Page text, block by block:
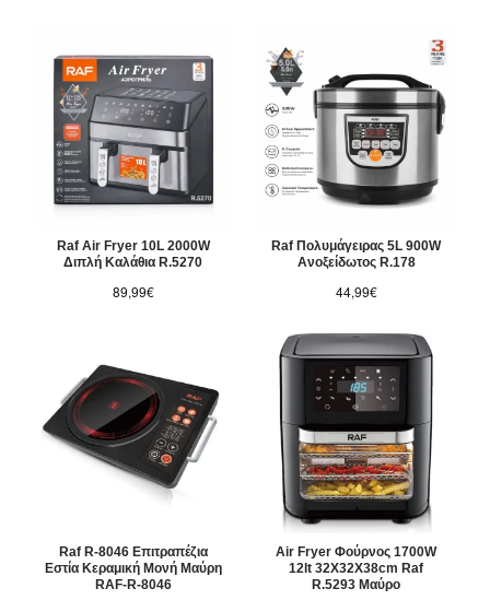
Raf Air Fryer 10L 2000W
Διπλή Καλάθια R.5270
89,99€
Raf Πολυμάγειρας 5L 900W
Ανοξείδωτος R.178
44,99€
Raf R-8046 Επιτραπέζια
Εστία Κεραμική Μονή Μαύρη
RAF-R-8046
Air Fryer Φούρνος 1700W
12lt 32X32X38cm Raf
R.5293 Μαύρο